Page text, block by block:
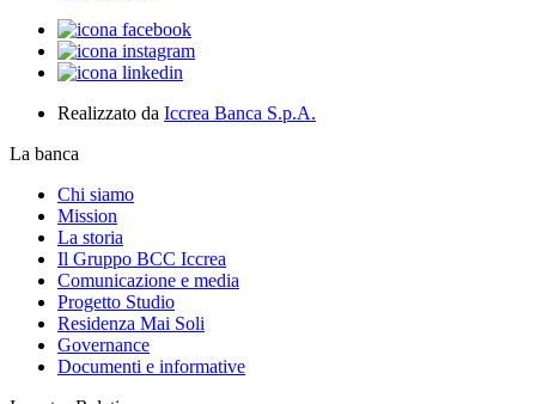
Realizzato da Iccrea Banca S.p.A.
La banca
Chi siamo
Mission
La storia
Il Gruppo BCC Iccrea
Comunicazione e media
Progetto Studio
Residenza Mai Soli
Governance
Documenti e informative